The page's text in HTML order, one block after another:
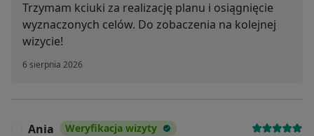
Trzymam kciuki za realizację planu i osiągnięcie
wyznaczonych celów. Do zobaczenia na kolejnej
wizycie!
6 sierpnia 2026
Ania Weryfikacja wizyty